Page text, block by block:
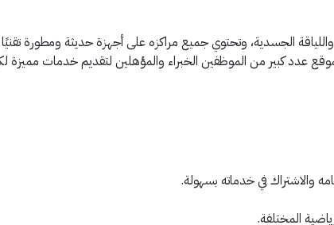
الجسدية، وتحتوي جميع مراكزه على أجهزة حديثة ومطورة
الموقع عدد كبير من الموظفين الخبراء والمؤهلين لتقديم خدمات
والاشتراك في خدماته بسهولة.